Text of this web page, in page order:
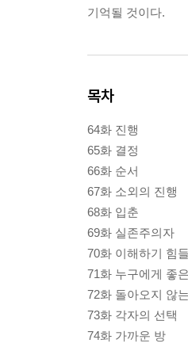
기억될 것이다.
목차
64화 진행
65화 결정
66화 순서
67화 소외의 진행
68화 입춘
69화 실존주의자
70화 이해하기 힘
71화 누구에게 좋
72화 돌아오지 않
73화 각자의 선택
74화 가까운 방